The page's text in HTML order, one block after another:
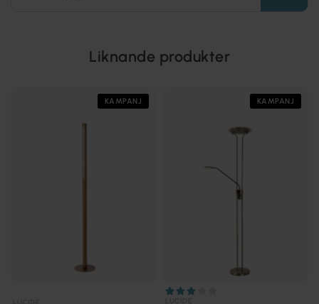
Liknande produkter
KAMPANJ KAMPANJ